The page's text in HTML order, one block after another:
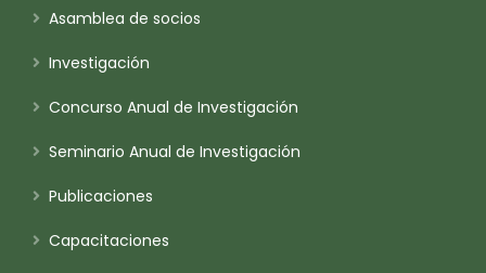
Asamblea de socios
Investigación
Concurso Anual de Investigación
Seminario Anual de Investigación
Publicaciones
Capacitaciones